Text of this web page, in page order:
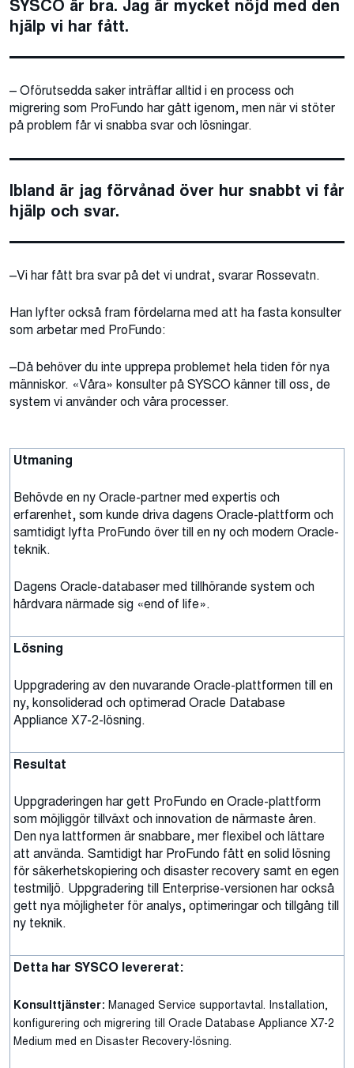
SYSCO är bra. Jag är mycket nöjd med den
hjälp vi har fått.
–Oförutsedda saker inträffar alltid i en process och
migrering som ProFundo har gått igenom, men när vi stöter
på problem får vi snabba svar och lösningar.
Ibland är jag förvånad över hur snabbt vi får
hjälp och svar.
–Vi har fått bra svar på det vi undrat, svarar Rossevatn.
Han lyfter också fram fördelarna med att ha fasta konsulter
som arbetar med ProFundo:
–Då behöver du inte upprepa problemet hela tiden för nya
människor. «Våra» konsulter på SYSCO känner till oss, de
system vi använder och våra processer.
Utmaning
Behövde en ny Oracle-partner med expertis och
erfarenhet, som kunde driva dagens Oracle-plattform och
samtidigt lyfta ProFundo över till en ny och modern Oracle-
teknik.
Dagens Oracle-databaser med tillhörande system och
hårdvara närmade sig «end of life».
Lösning
Uppgradering av den nuvarande Oracle-plattformen till en
ny, konsoliderad och optimerad Oracle Database
Appliance X7-2-lösning.
Resultat
Uppgraderingen har gett ProFundo en Oracle-plattform
som möjliggör tillväxt och innovation de närmaste åren.
Den nya lattformen är snabbare, mer flexibel och lättare
att använda. Samtidigt har ProFundo fått en solid lösning
för säkerhetskopiering och disaster recovery samt en egen
testmiljö. Uppgradering till Enterprise-versionen har också
gett nya möjligheter för analys, optimeringar och tillgång till
ny teknik.
Detta har SYSCO levererat:
Konsulttjänster: Managed Service supportavtal. Installation,
konfigurering och migrering till Oracle Database Appliance X7-2
Medium med en Disaster Recovery-lösning.